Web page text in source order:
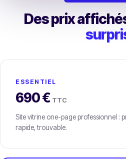
Des prix
ESSENTIEL
690 € TTC
Site vitrine one-page professionnel :
rapide, trouvable.